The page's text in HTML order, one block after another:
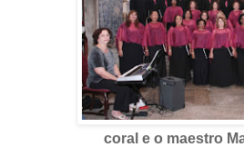
coral e o maestro